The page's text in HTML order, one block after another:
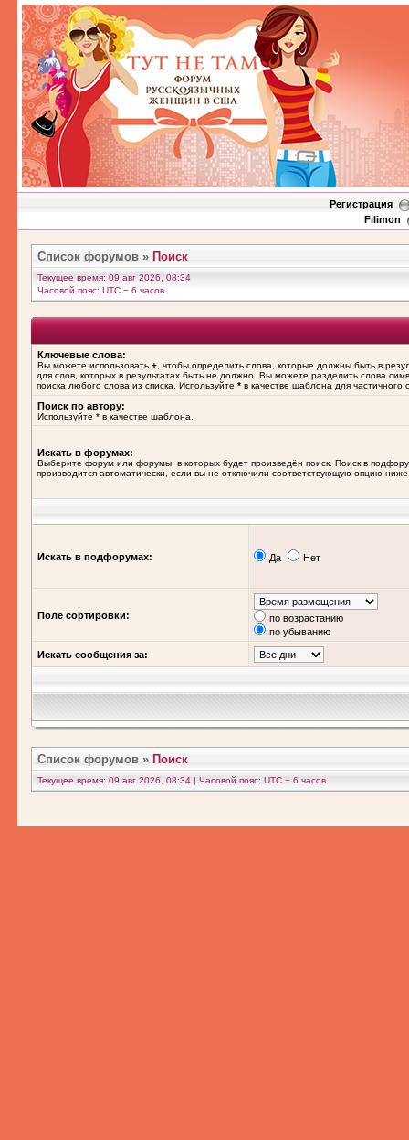
Регистрация
Filimon
Список форумов » Поиск
Текущее время: 09 авг 2026, 08:34
Часовой пояс: UTC − 6 часов
Ключевые слова:
Вы можете использовать + , чтобы определить слова, которые должны быть в
для слов, которых в результатах быть не должно. Вы можете разделить слова
поиска любого слова из списка. Используйте * в качестве шаблона для частичного
Поиск по автору:
Используйте * в качестве шаблона.
Искать в форумах:
Выберите форум или форумы, в которых будет произведён поиск. Поиск в
производится автоматически, если вы не отключили соответствующую опцию
Искать в подфорумах: Да Нет
Поле сортировки:
по возрастанию
по убыванию
Искать сообщения за:
Список форумов » Поиск
Текущее время: 09 авг 2026, 08:34 | Часовой пояс: UTC − 6 часов